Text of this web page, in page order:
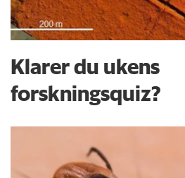
Klarer du ukens
forskningsquiz?